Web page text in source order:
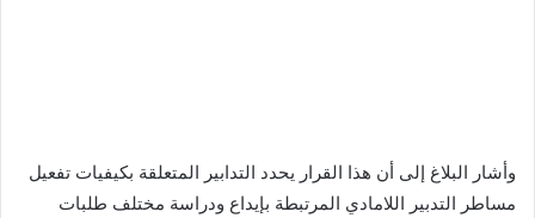
وأشار البلاغ إلى أن هذا القرار يحدد التدابير المتعلقة بكيفيات تفعيل
مساطر التدبير اللامادي المرتبطة بإيداع ودراسة مختلف طلبات